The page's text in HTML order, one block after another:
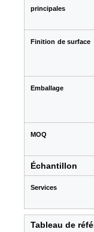
principales
Finition de surface
Emballage
MOQ
Échantillon
Services
Tableau de